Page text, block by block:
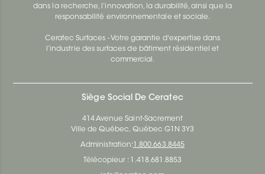
dans la recherche, l’innovation, la durabilité, ainsi que la
responsabilité environnementale et sociale.
Ceratec Surfaces - Votre garantie d'expertise dans
l’industrie des surfaces de bâtiment résidentiel et
commercial.
Siège Social De Ceratec
414 Avenue Saint-Sacrement
Ville de Québec, Québec G1N 3Y3
Administration: 1.800.663.8445
Télécopieur : 1.418.681.8853